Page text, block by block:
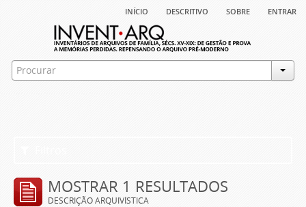
início descritivo sobre entrar
MOSTRAR 1 RESULTADOS
DESCRIÇÃO ARQUIVÍSTICA